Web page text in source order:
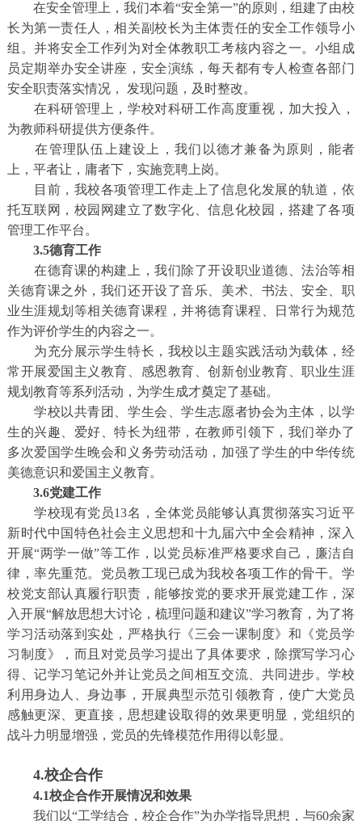
在安全管理上，我们本着“安全第一”的原则，组建了由校
长为第一责任人，相关副校长为主体责任的安全工作领导小
组。并将安全工作列为对全体教职工考核内容之一。小组成
员定期举办安全讲座，安全演练，每天都有专人检查各部门
安全职责落实情况， 发现问题，及时整改。
在科研管理上，学校对科研工作高度重视，加大投入，
为教师科研提供方便条件。
在管理队伍上建设上，我们以德才兼备为原则，能者
上，平者让，庸者下，实施竞聘上岗。
目前，我校各项管理工作走上了信息化发展的轨道，依
托互联网，校园网建立了数字化、信息化校园，搭建了各项
管理工作平台。
3.5德育工作
在德育课的构建上，我们除了开设职业道德、法治等相
关德育课之外，我们还开设了音乐、美术、书法、安全、职
业生涯规划等相关德育课程，并将德育课程、日常行为规范
作为评价学生的内容之一。
为充分展示学生特长，我校以主题实践活动为载体，经
常开展爱国主义教育、感恩教育、创新创业教育、职业生涯
规划教育等系列活动，为学生成才奠定了基础。
学校以共青团、学生会、学生志愿者协会为主体，以学
生的兴趣、爱好、特长为纽带，在教师引领下，我们举办了
多次爱国学生晚会和义务劳动活动，加强了学生的中华传统
美德意识和爱国主义教育。
3.6党建工作
学校现有党员13名，全体党员能够认真贯彻落实习近平
新时代中国特色社会主义思想和十九届六中全会精神，深入
开展“两学一做”等工作，以党员标准严格要求自己，廉洁自
律，率先重范。党员教工现已成为我校各项工作的骨干。学
校党支部认真履行职责，能够按党的要求开展党建工作，深
入开展“解放思想大讨论，梳理问题和建议”学习教育，为了将
学习活动落到实处，严格执行《三会一课制度》和《党员学
习制度》，而且对党员学习提出了具体要求，除撰写学习心
得、记学习笔记外并让党员之间相互交流、共同进步。学校
利用身边人、身边事，开展典型示范引领教育，使广大党员
感触更深、更直接，思想建设取得的效果更明显，党组织的
战斗力明显增强，党员的先锋模范作用得以彰显。
4.校企合作
4.1校企合作开展情况和效果
我们以“工学结合，校企合作”为办学指导思想，与60余家